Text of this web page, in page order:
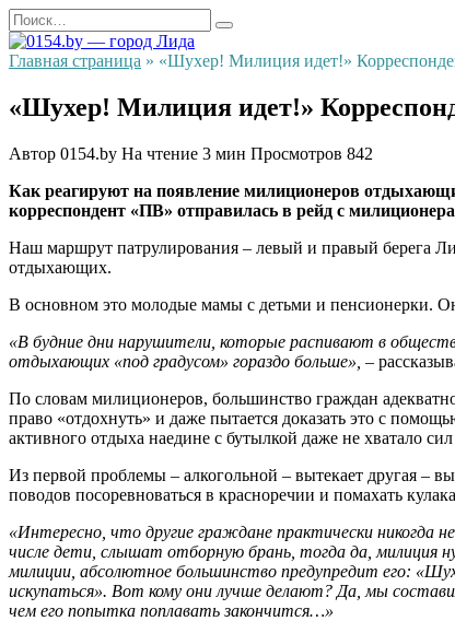
Перейти
к
содержанию
Search
for:
Главная страница » «Шухер! Милиция идет!»
«Шухер! Милиция идет!»
Автор 0154.by На чтение 3 мин Просмотров 842
Как реагируют на появление милиционеров
корреспондент «ПВ» отправилась в рейд с
Наш маршрут патрулирования – левый и правый берега
отдыхающих.
В основном это молодые мамы с детьми и пенсионерки.
«В будние дни нарушители, которые распивают в
отдыхающих «под градусом» гораздо больше», –
По словам милиционеров, большинство граждан
право «отдохнуть» и даже пытается доказать это с
активного отдыха наедине с бутылкой даже не хватало
Из первой проблемы – алкогольной – вытекает другая –
поводов посоревноваться в красноречии и помахать
«Интересно, что другие граждане практически никогда
числе дети, слышат отборную брань, тогда да, милиция
милиции, абсолютное большинство предупредит его:
искупаться». Вот кому они лучше делают? Да, мы
чем его попытка поплавать закончится…»